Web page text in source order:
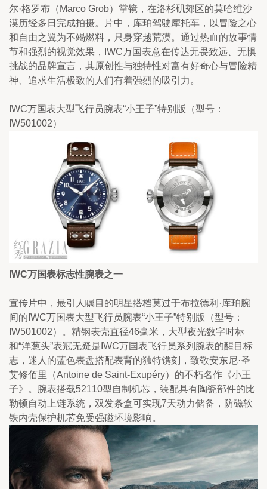
尔·格罗布（Marco Grob）掌镜，在洛杉矶郊区的莫哈维沙
漠历经多日完成拍摄。片中，库珀驾驶摩托车，以冒险之心
和自由之翼为不竭燃料，只身穿越荒漠。通过热血的故事情
节和强烈的视觉效果，IWC万国表意在传达无畏致远、无惧
挑战的品牌宣言，其原创性与独特性对富有好奇心与冒险精
神、追求生活极致的人们有着强烈的吸引力。
IWC万国表大型飞行员腕表“小王子”特别版（型号：
IW501002）
IWC万国表标志性腕表之一
宣传片中，最引人瞩目的明星搭档莫过于布拉德利·库珀腕
间的IWC万国表大型飞行员腕表“小王子”特别版（型号：
IW501002）。精钢表壳直径46毫米，大型夜光数字时标
和“洋葱头”表冠无疑是IWC万国表飞行员系列腕表的醒目标
志，迷人的蓝色表盘搭配表背的独特镌刻，致敬安东尼·圣
艾修佰里（Antoine de Saint-Exupéry）的不朽名作《小王
子》。腕表搭载52110型自制机芯，装配具有陶瓷部件的比
勒顿自动上链系统，双发条盒可实现7天动力储备，防磁软
铁内壳保护机芯免受强磁环境影响。